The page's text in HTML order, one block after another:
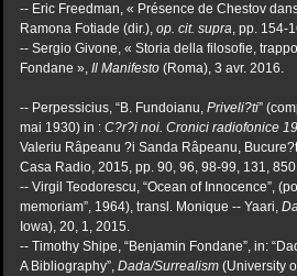
-- Eric Freedman, « Présence de Chestov
Ramona Fotiade (dir.), op. cit. supra, pp. 154-
-- Sergio Givone, « Storia della filosofie,
Fondane », Il Manifesto (Roma), 3 avr. 2016.
-- Perpessicius, “B. Fundoianu, Priveli?ti”
mai 1930) in : C?r?i noi. Cronici radiofonice
Valeriu Râpeanu ?i Sanda Râpeanu,
Casa Radio, 2015, pp. 90, 96, 98-99, 131,
-- Virgil Teodorescu, “Ocean of Innocence”,
memoriam”, 1964), transl. Monique -- Yaari,
Iowa), 20, 1, 2015.
-- Timothy Shipe, “Benjamin Fondane”, in:
A Bibliography”, Dada/Surrealism (University